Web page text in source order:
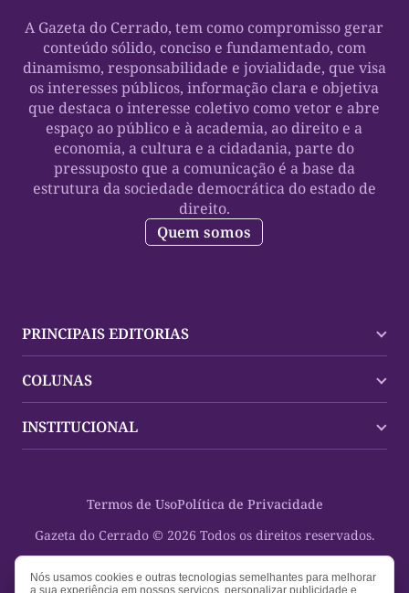
A Gazeta do Cerrado, tem como compromisso gerar
conteúdo sólido, conciso e fundamentado, com
dinamismo, responsabilidade e jovialidade, que visa
os interesses públicos, informação clara e objetiva
que destaca o interesse coletivo como vetor e abre
espaço ao público e à academia, ao direito e a
economia, a cultura e a cidadania, parte do
pressuposto que a comunicação é a base da
estrutura da sociedade democrática do estado de
direito.
Quem somos
PRINCIPAIS EDITORIAS
Palmas
Mundo
Oportunidades
Cultura
Saúde
Educação
COLUNAS
Policial
Planeta Vivo
Espaço Cidadania
Turistando Gazeta
Nosso Direito
INSTITUCIONAL
Gazeta do Cerrado © 2026 Todos os direitos reservados.
Termos de UsoPolítica de Privacidade
Nós usamos cookies e outras tecnologias semelhantes para melhorar
a sua experiência em nossos serviços, personalizar publicidade e